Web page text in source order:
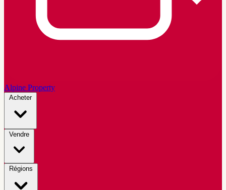
Alpine Property
Acheter
Vendre
Régions